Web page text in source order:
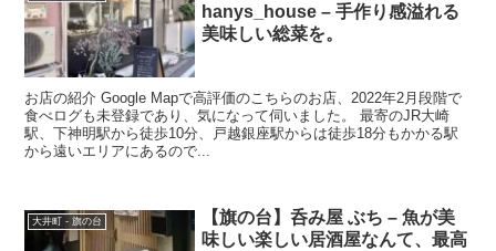
hanys_house –手作り感溢れる
美味しい総菜を。
お店の紹介 Google Mapで高評価のこちらのお店、2022年2月段階で
食べログも未登録であり、気になって伺いました。 最寄のJR大崎
駅、下神明駅から徒歩10分、戸越銀座駅からは徒歩18分もかかる駅
から遠いエリアにあるので...
大井町 - 旗の台
【旗の台】呑み屋 ぶち – 魚が美
味しい楽しい居酒屋なんて、最高